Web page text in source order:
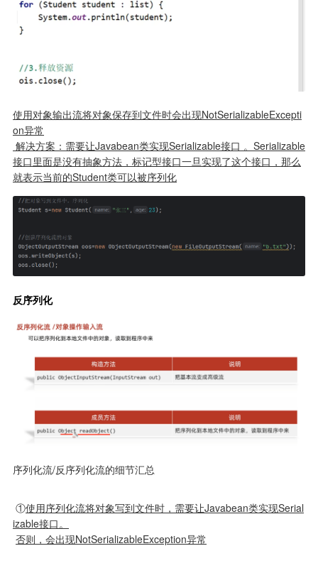
使用对象输出流将对象保存到文件时会出现NotSerializableExcepti
on异常
接口里面是没有抽象方法，标记型接口一旦实现了这个接口，那么
就表示当前的Student类可以被序列化
反序列化
序列化流/反序列化流的细节汇总
①使用序列化流将对象写到文件时，需要让Javabean类实现Serial
izable接口。
否则，会出现NotSerializableException异常